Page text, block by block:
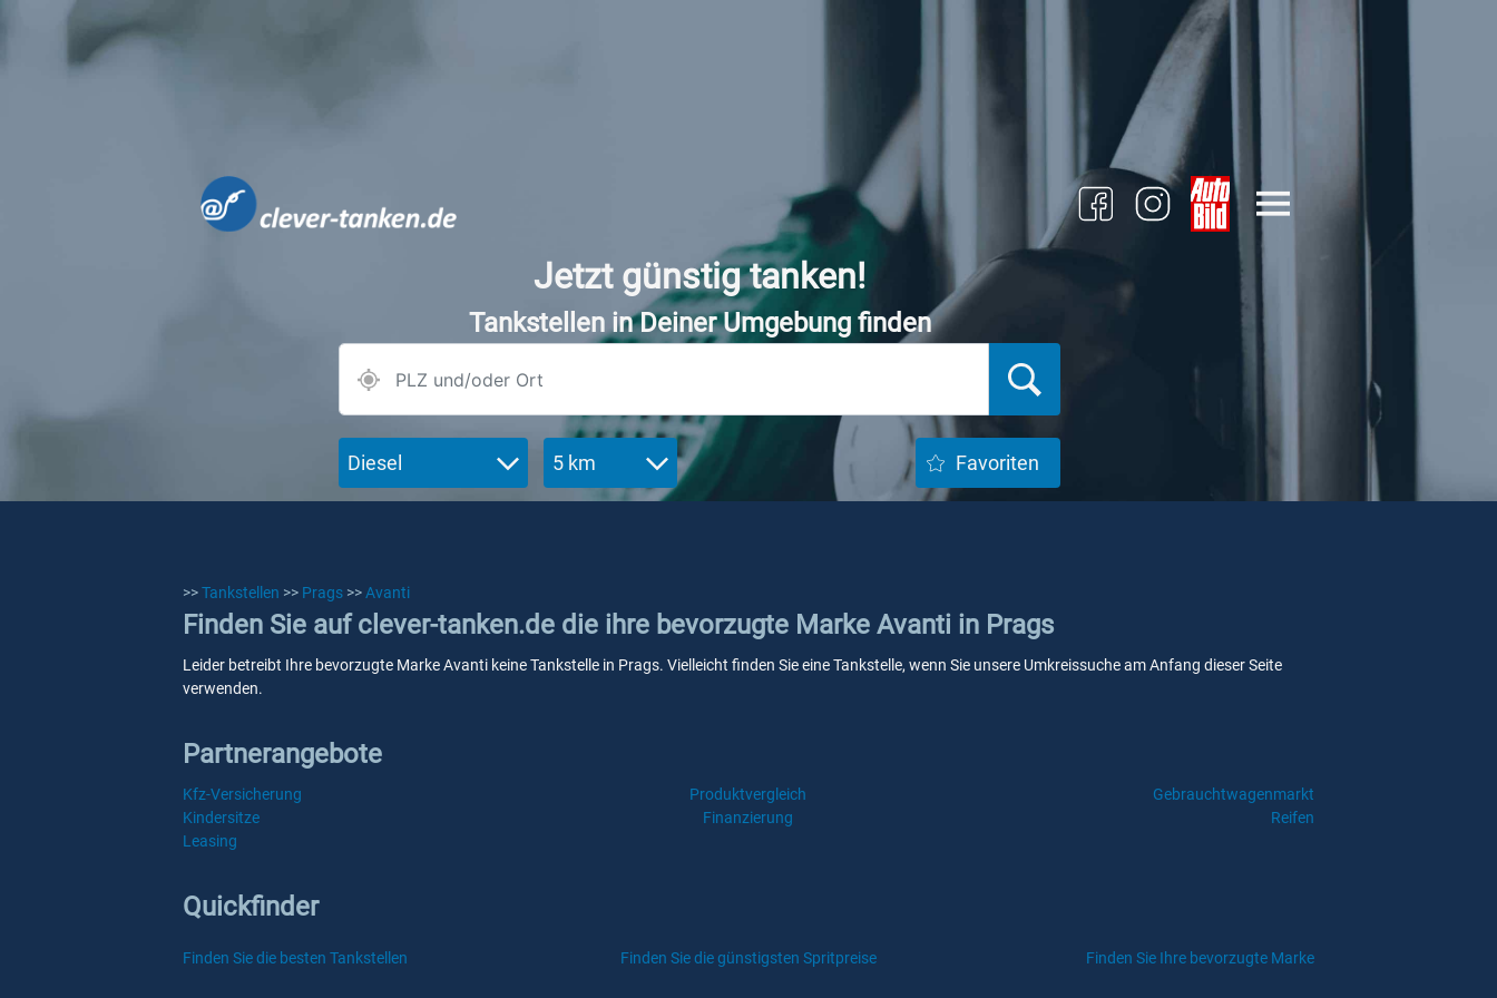
Jetzt günstig tanken!
Tankstellen in Deiner Umgebung finden
Diesel 5 km Favoriten
>>Tankstellen >> Prags >>Avanti
Finden Sie auf clever-tanken.de die ihre bevorzugte Marke Avanti in Prags
Leider betreibt Ihre bevorzugte Marke Avanti keine Tankstelle in Prags. Vielleicht finden Sie eine Tankstelle, wenn Sie unsere Umkreissuche am Anfang dieser Seite
verwenden.
Partnerangebote
Kfz-Versicherung Produktvergleich
Gebrauchtwagenmarkt
Kindersitze
Finanzierung
Reifen
Leasing
Quickfinder
Finden Sie die besten Tankstellen Finden Sie die günstigsten Spritpreise Finden Sie Ihre bevorzugte Marke